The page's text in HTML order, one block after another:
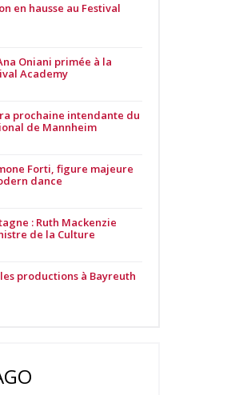
en hausse au Festival
Oniani primée à la
Academy
prochaine intendante du
de Mannheim
Forti, figure majeure
dance
: Ruth Mackenzie
de la Culture
productions à Bayreuth